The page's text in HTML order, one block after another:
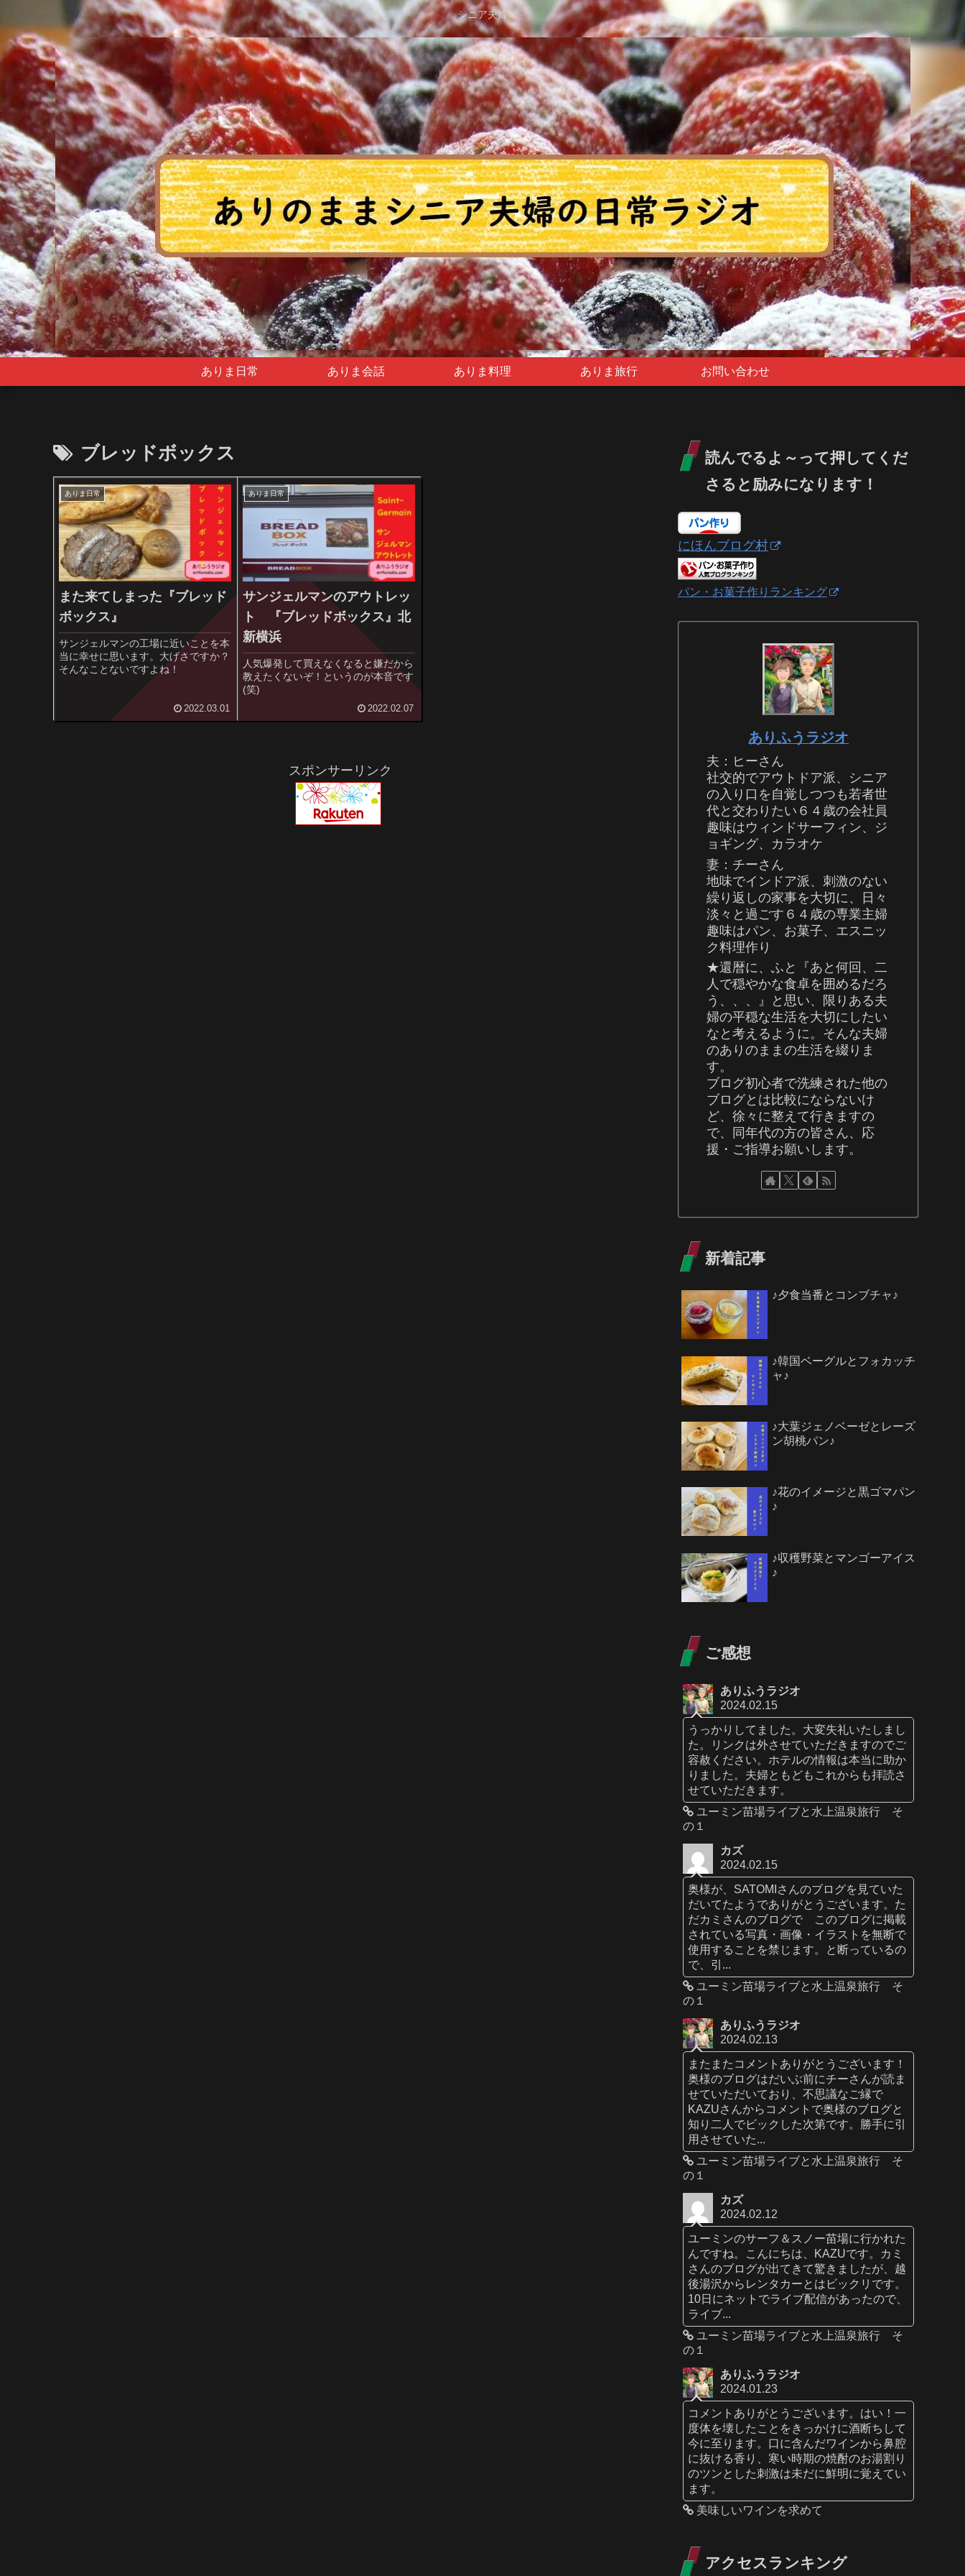
シニア夫婦
ありま日常 ありま会話 ありま料理 ありま旅行 お問い合わせ
ブレッドボックス
ありま日常
また来てしまった『ブレッド
ボックス』
サンジェルマンの工場に近いことを本
当に幸せに思います。大げさですか？
そんなことないですよね！
2022.03.01
ありま日常
サンジェルマンのアウトレッ
ト 『ブレッドボックス』北
新横浜
人気爆発して買えなくなると嫌だから
教えたくないぞ！というのが本音です
(笑)
2022.02.07
スポンサーリンク
読んでるよ～って押してくだ
さると励みになります！
にほんブログ村
パン・お菓子作りランキング
ありふうラジオ
夫：ヒーさん
社交的でアウトドア派、シニア
の入り口を自覚しつつも若者世
代と交わりたい６４歳の会社員
趣味はウィンドサーフィン、ジ
ョギング、カラオケ
妻：チーさん
地味でインドア派、刺激のない
繰り返しの家事を大切に、日々
淡々と過ごす６４歳の専業主婦
趣味はパン、お菓子、エスニッ
ク料理作り
★還暦に、ふと『あと何回、二
人で穏やかな食卓を囲めるだろ
う、、、』と思い、限りある夫
婦の平穏な生活を大切にしたい
なと考えるように。そんな夫婦
のありのままの生活を綴りま
す。
ブログ初心者で洗練された他の
ブログとは比較にならないけ
ど、徐々に整えて行きますの
で、同年代の方の皆さん、応
援・ご指導お願いします。
新着記事
♪夕食当番とコンブチャ♪
♪韓国ベーグルとフォカッチ
ャ♪
♪大葉ジェノベーゼとレーズ
ン胡桃パン♪
♪花のイメージと黒ゴマパン
♪
♪収穫野菜とマンゴーアイス
♪
ご感想
ありふうラジオ
2024.02.15
うっかりしてました。大変失礼いたしまし
た。リンクは外させていただきますのでご
容赦ください。ホテルの情報は本当に助か
りました。夫婦ともどもこれからも拝読さ
せていただきます。
ユーミン苗場ライブと水上温泉旅行 そ
の１
カズ
2024.02.15
奥様が、SATOMIさんのブログを見ていた
だいてたようでありがとうございます。た
だカミさんのブログで このブログに掲載
されている写真・画像・イラストを無断で
使用することを禁じます。と断っているの
で、引...
ユーミン苗場ライブと水上温泉旅行 そ
の１
ありふうラジオ
2024.02.13
またまたコメントありがとうございます！
奥様のブログはだいぶ前にチーさんが読ま
せていただいており、不思議なご縁で
KAZUさんからコメントで奥様のブログと
知り二人でビックした次第です。勝手に引
用させていた...
ユーミン苗場ライブと水上温泉旅行 そ
の１
カズ
2024.02.12
ユーミンのサーフ＆スノー苗場に行かれた
んですね。こんにちは、KAZUです。カミ
さんのブログが出てきて驚きましたが、越
後湯沢からレンタカーとはビックリです。
10日にネットでライブ配信があったので、
ライブ...
ユーミン苗場ライブと水上温泉旅行 そ
の１
ありふうラジオ
2024.01.23
コメントありがとうございます。はい！一
度体を壊したことをきっかけに酒断ちして
今に至ります。口に含んだワインから鼻腔
に抜ける香り、寒い時期の焼酎のお湯割り
のツンとした刺激は未だに鮮明に覚えてい
ます。
美味しいワインを求めて
アクセスランキング